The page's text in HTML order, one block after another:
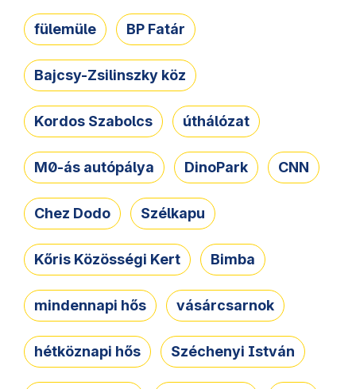
fülemüle BP Fatár
Bajcsy-Zsilinszky köz
Kordos Szabolcs úthálózat
M0-ás autópálya DinoPark CNN
Chez Dodo Szélkapu
Kőris Közösségi Kert Bimba
mindennapi hős vásárcsarnok
hétköznapi hős Széchenyi István